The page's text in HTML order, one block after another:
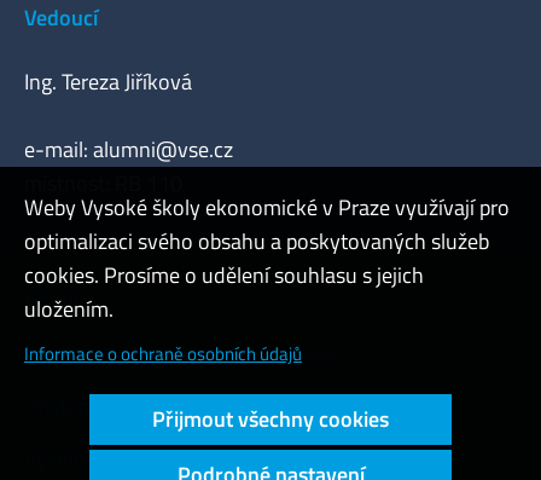
Vedoucí
Ing. Tereza Jiříková
e-mail:alumni@vse.cz
Admin
Cookies a ochrana osobních údajů
Přístupnost webu
Vysoký kontrast
Weby Vysoké školy ekonomické v Praze využívají pro
optimalizaci svého obsahu a poskytovaných služeb
cookies. Prosíme o udělení souhlasu s jejich
uložením.
Informace o ochraně osobních údajů
Přijmout všechny cookies